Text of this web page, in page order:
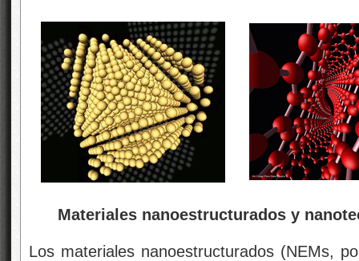
Materiales nanoestructurados y
Los materiales nanoestructurados (NEMs,